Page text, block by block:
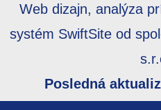
Web dizajn, analýza
systém SwiftSite od
Posledná